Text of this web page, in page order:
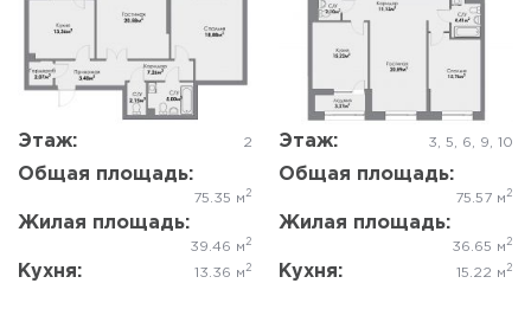
Этаж: 2
Общая площадь:
75.35 м 2
Жилая площадь:
39.46 м 2
Кухня: 13.36 м 2
Да, удалить Отмена
Этаж: 3, 5, 6, 9, 10
Общая площадь:
75.57 м 2
Жилая площадь:
36.65 м 2
Кухня: 15.22 м 2
Да, удалить